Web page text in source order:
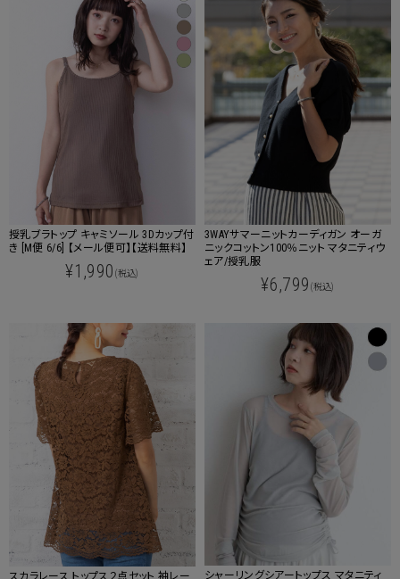
授乳ブラトップ キャミソール 3Dカップ付
き [M便 6/6] 【メール便可】【送料無料】
¥1,990 (税込)
3WAYサマーニットカーディガン オーガ
ニックコットン100％ニット マタニティウ
ェア/授乳服
¥6,799 (税込)
スカラレース トップス２点セット 袖レー シャーリングシアートップス マタニティ